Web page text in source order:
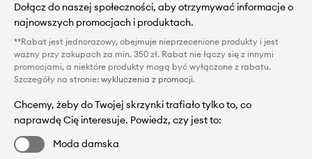
Dołącz do naszej społeczności, aby otrzymywać informacje o
najnowszych promocjach i produktach.
**Rabat jest jednorazowy, obejmuje nieprzecenione produkty i jest
ważny przy zakupach za min. 350 zł. Rabat nie łączy się z innymi
promocjami, a niektóre produkty mogą być wyłączone z rabatu.
Szczegóły na stronie: wykluczenia z promocji.
Chcemy, żeby do Twojej skrzynki trafiało tylko to, co
naprawdę Cię interesuje. Powiedz, czy jest to:
Moda damska